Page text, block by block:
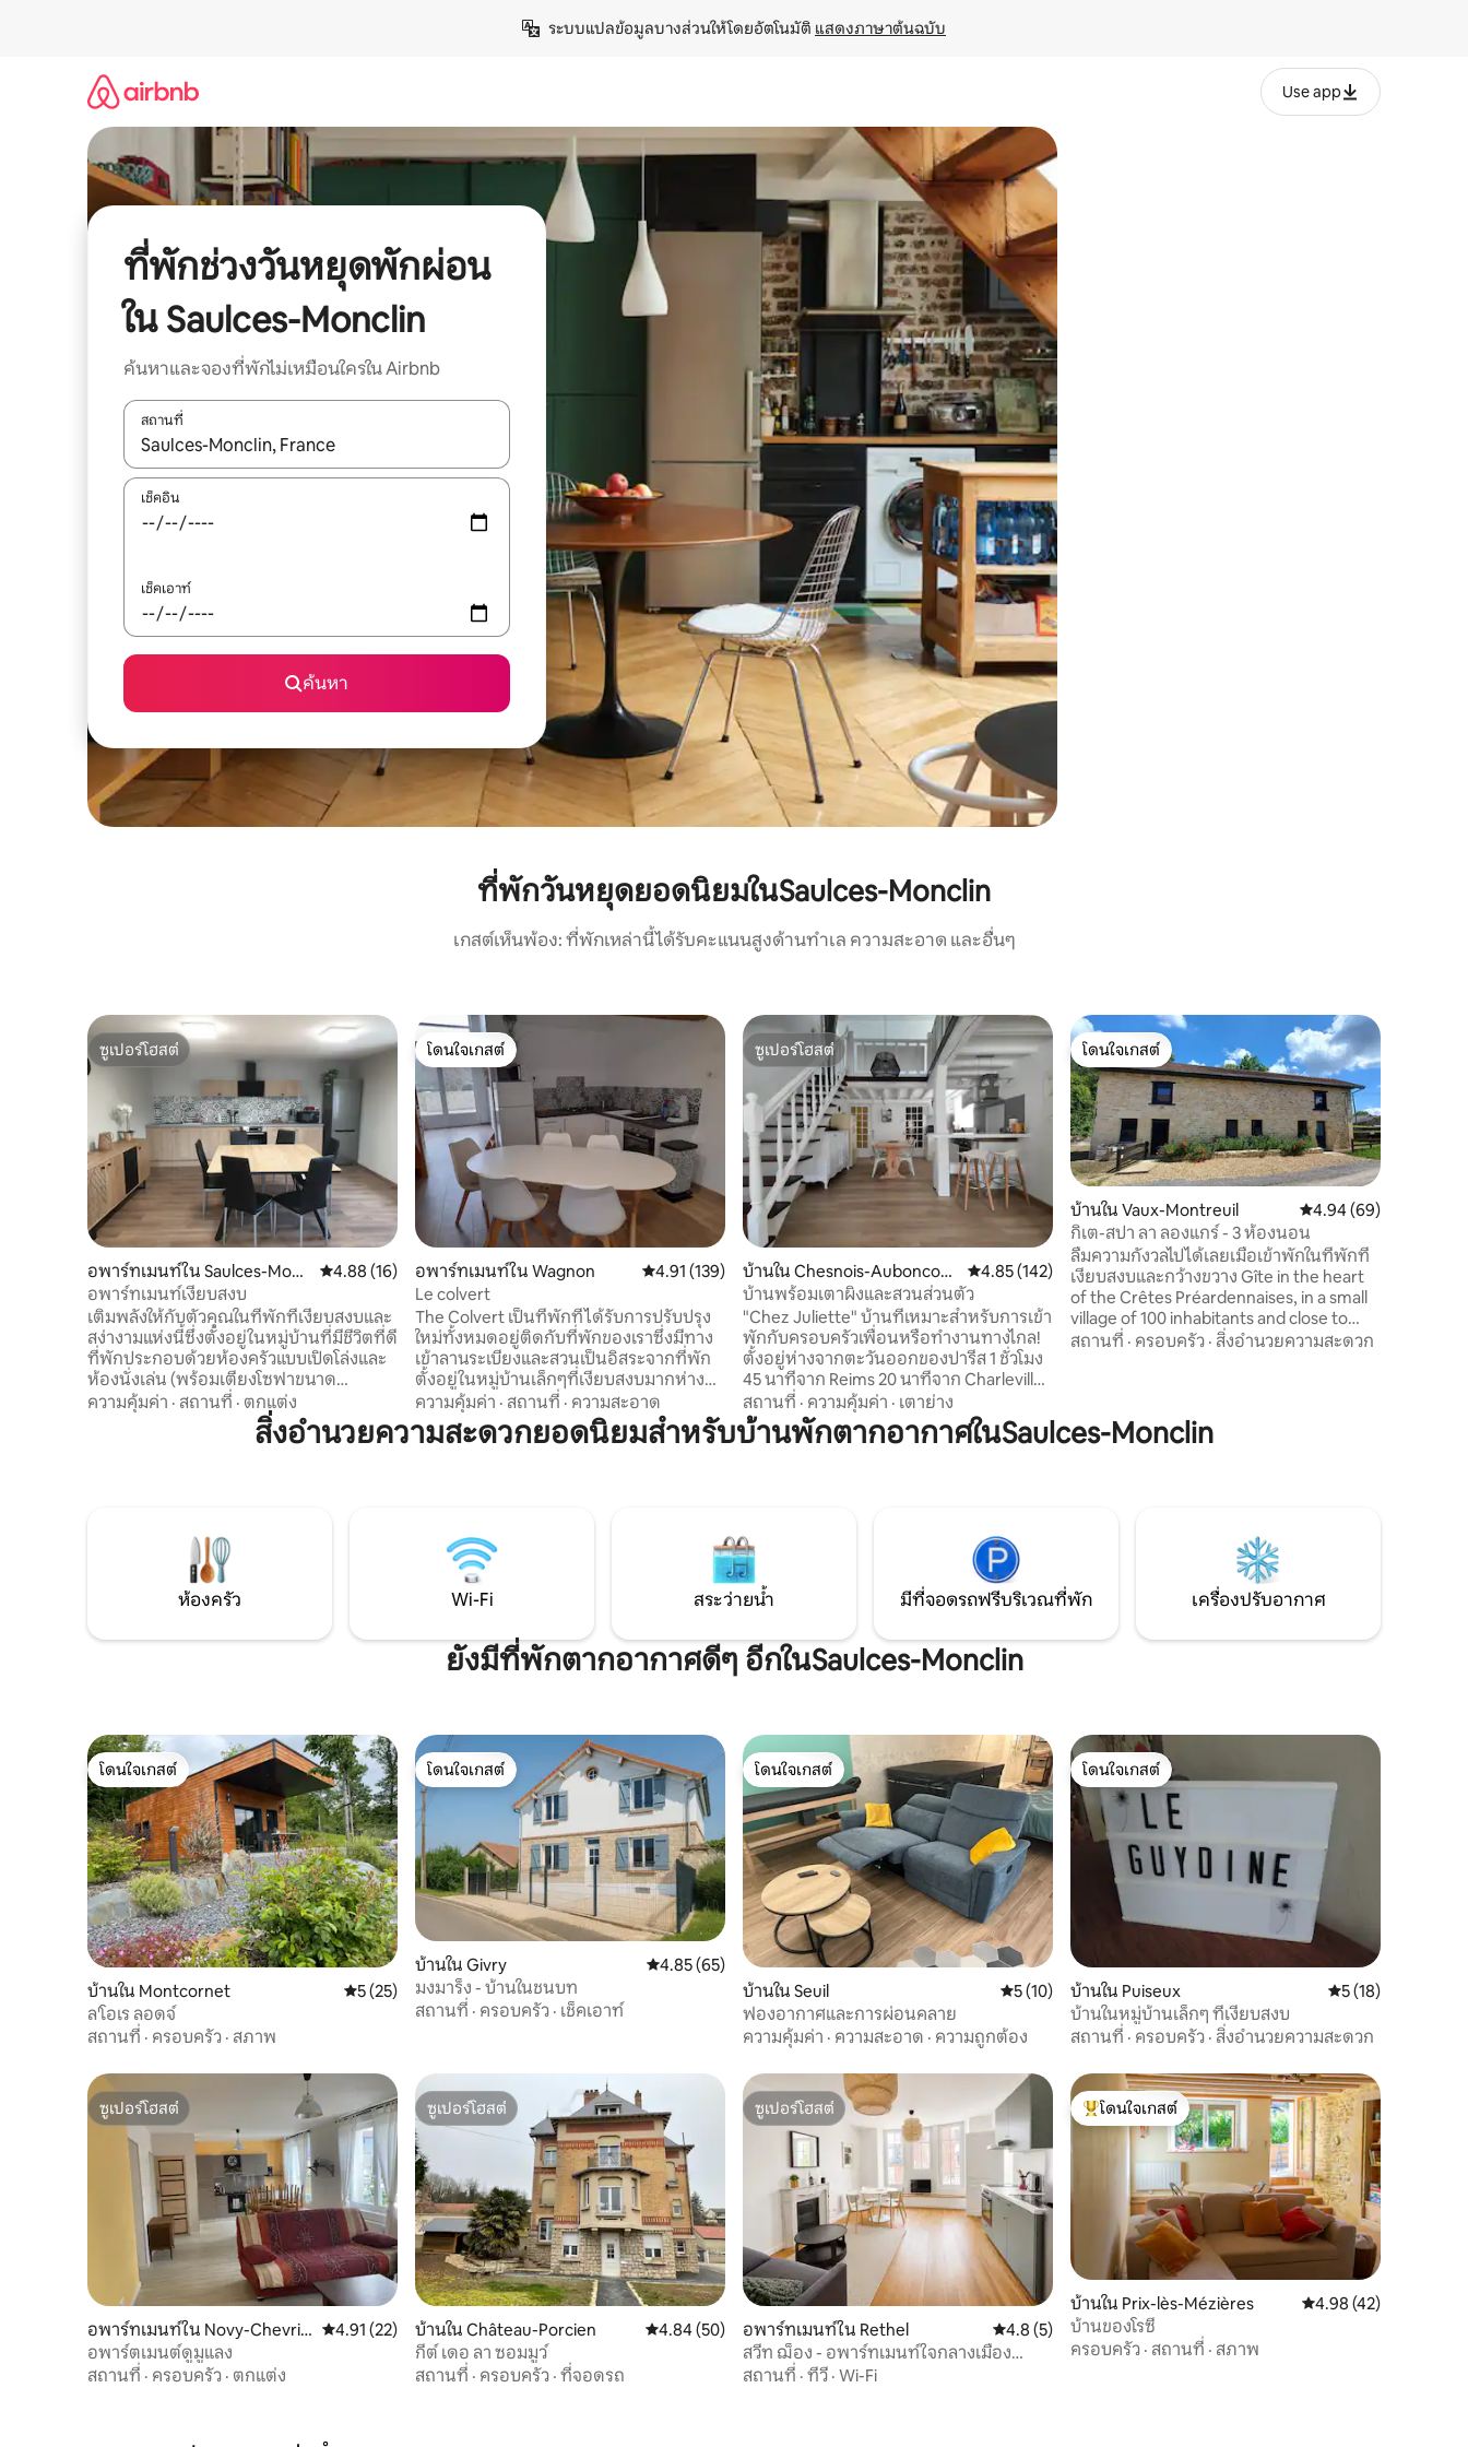
ระบบแปลข้อมูลบางส่วนให้โดยอัตโนมัติ แสดงภาษาต้นฉบับ
Use app
ที่พักช่วงวันหยุดพักผ่อน
ใน Saulces-Monclin
ค้นหาและจองที่พักไม่เหมือนใครใน Airbnb
สถานที่
ใช้ลูกศรขึ้นลง หรือใช้การสัมผัสหรือปัด เพื่อสำรวจผลการค้นหา
เช็คอิน
เช็คเอาท์
ค้นหา
ที่พักวันหยุดยอดนิยมในSaulces-Monclin
เกสต์เห็นพ้อง: ที่พักเหล่านี้ได้รับคะแนนสูงด้านทำเล ความสะอาด และอื่นๆ
ซูเปอร์โฮสต์
ซูเปอร์โฮสต์
อพาร์ทเมนท์ใน Saulces-Moncl
in
คะแนนเฉลี่ย 4.88 จาก 5, 16 รีวิว
4.88 (16)
อพาร์ทเมนท์เงียบสงบ
เติมพลังให้กับตัวคุณในที่พักที่เงียบสงบและ
สง่างามแห่งนี้ซึ่งตั้งอยู่ในหมู่บ้านที่มีชีวิตที่ดี
ที่พักประกอบด้วยห้องครัวแบบเปิดโล่งและ
ห้องนั่งเล่น (พร้อมเตียงโซฟาขนาด
140x190) ห้องนอน 2 ห้องพร้อมเตียงขนาด
160x200 และห้องน้ำพร้อมอ่างอาบน้ำและ
นาที ห่างจากแร็ง 40 นาที
ความคุ้มค่า · สถานที่ · ตกแต่ง
โดนใจเกสต์
โดนใจเกสต์
อพาร์ทเมนท์ใน Wagnon คะแนนเฉลี่ย 4.91 จาก 5, 139 รีวิว
4.91 (139)
Le colvert
The Colvert เป็นที่พักที่ได้รับการปรับปรุง
ใหม่ทั้งหมดอยู่ติดกับที่พักของเราซึ่งมีทาง
เข้าลานระเบียงและสวนเป็นอิสระจากที่พัก
ตั้งอยู่ในหมู่บ้านเล็กๆที่เงียบสงบมากห่างจา
กชาร์เลวิลล์ 30 นาทีและห่างจากไรมส์ 40
นาทีห่างจากเบลเยียม 45 นาทีห่างจากปารีส
2 ชั่วโมง มีห้องนั่งเล่นขนาดเล็ก (พร้อมโซฟา
ความคุ้มค่า · สถานที่ · ความสะอาด
ซูเปอร์โฮสต์
ซูเปอร์โฮสต์
บ้านใน Chesnois-Auboncour
t
คะแนนเฉลี่ย 4.85 จาก 5, 142 รีวิว
4.85 (142)
บ้านพร้อมเตาผิงและสวนส่วนตัว
"Chez Juliette" บ้านที่เหมาะสำหรับการเข้า
พักกับครอบครัวเพื่อนหรือทำงานทางไกล!
ตั้งอยู่ห่างจากตะวันออกของปารีส 1 ชั่วโมง
45 นาทีจาก Reims 20 นาทีจาก Charleville-
Mézières และ 7 นาทีจากทางออก
มอเตอร์เวย์ ทุกอย่างพร้อมให้คุณเข้าพัก
อย่างมีความสุขไม่ว่าจะเป็นเตาผิงสวน
จากหมู่บ้าน มีผ้าปูที่นอนและผ้าขนหนูให้
สถานที่ · ความคุ้มค่า · เตาย่าง
โดนใจเกสต์
โดนใจเกสต์
บ้านใน Vaux-Montreuil คะแนนเฉลี่ย 4.94 จาก
4.94 (69)
กิเต-สปา ลา ลองแกร์ - 3 ห้องนอน
ลืมความกังวลไปได้เลยเมื่อเข้าพักในที่พักที่
เงียบสงบและกว้างขวาง Gîte in the heart
of the Crêtes Préardennaises, in a small
village of 100 inhabitants and close to
tourist sites (Sedan Castle, Place ducale
ผ่อนคลายในสปา 6 ที่นั่งหรือเพลิดเพลินกับ
ระเบียงด้านหลังของ Gîte เหมาะสำหรับการ
สถานที่ · ครอบครัว · สิ่งอำนวยความสะดวก
สิ่งอำนวยความสะดวกยอดนิยมสำหรับบ้านพักตากอากาศในSaulces-Monclin
ห้องครัว Wi-Fi สระว่ายน้ำ มีที่จอดรถฟรีบริเวณที่พัก เครื่องปรับอากาศ
ยังมีที่พักตากอากาศดีๆ อีกในSaulces-Monclin
โดนใจเกสต์
โดนใจเกสต์
บ้านใน Montcornet คะแนนเฉลี่ย 5 จาก 5, 25 รีวิว
5 (25)
ล'โอเร ลอดจ์
สถานที่ · ครอบครัว · สภาพ
โดนใจเกสต์
โดนใจเกสต์
บ้านใน Givry คะแนนเฉลี่ย 4.85 จาก 5, 65 รีวิว
4.85 (65)
มงมาร็ง - บ้านในชนบท
สถานที่ · ครอบครัว · เช็คเอาท์
โดนใจเกสต์
โดนใจเกสต์
บ้านใน Seuil คะแนนเฉลี่ย 5 จาก 5, 10 รีวิว
5 (10)
ฟองอากาศและการผ่อนคลาย
ความคุ้มค่า · ความสะอาด · ความถูกต้อง
โดนใจเกสต์
โดนใจเกสต์
บ้านใน Puiseux คะแนนเฉลี่ย 5 จาก
5 (18)
บ้านในหมู่บ้านเล็กๆ ที่เงียบสงบ
สถานที่ · ครอบครัว · สิ่งอำนวยความสะดวก
ซูเปอร์โฮสต์
ซูเปอร์โฮสต์
อพาร์ทเมนท์ใน Novy-Chevrièr
es
คะแนนเฉลี่ย 4.91 จาก 5, 22 รีวิว
4.91 (22)
อพาร์ตเมนต์ดูมูแลง
สถานที่ · ครอบครัว · ตกแต่ง
ซูเปอร์โฮสต์
ซูเปอร์โฮสต์
บ้านใน Château-Porcien คะแนนเฉลี่ย 4.84 จาก 5, 50 รีวิว
4.84 (50)
กีต์ เดอ ลา ซอมมูว์
สถานที่ · ครอบครัว · ที่จอดรถ
ซูเปอร์โฮสต์
ซูเปอร์โฮสต์
อพาร์ทเมนท์ใน Rethel คะแนนเฉลี่ย 4.8 จาก 5, 5 รีวิว
4.8 (5)
สวีท ฌ็อง - อพาร์ทเมนท์ใจกลางเมือง
สำหรับ 4 คน
สถานที่ · ทีวี · Wi-Fi
โดนใจเกสต์ที่สุด
โดนใจเกสต์
บ้านใน Prix-lès-Mézières คะแนนเฉลี่ย 4.98 จาก
4.98 (42)
บ้านของโรซี่
ครอบครัว · สถานที่ · สภาพ